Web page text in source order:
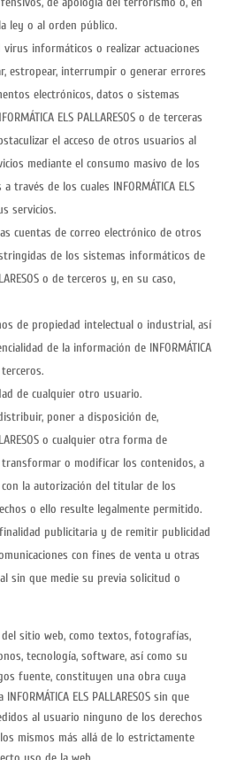
ley o al orden público.
informáticos o realizar actuaciones
estropear, interrumpir o generar errores
electrónicos, datos o sistemas
ELS PALLARESOS o de terceras
el acceso de otros usuarios al
mediante el consumo masivo de los
través de los cuales INFORMÁTICA ELS
servicios.
cuentas de correo electrónico de otros
de los sistemas informáticos de
o de terceros y, en su caso,
de propiedad intelectual o industrial, así
de la información de INFORMÁTICA
terceros.
de cualquier otro usuario.
poner a disposición de,
o cualquier otra forma de
transformar o modificar los contenidos, a
la autorización del titular de los
o ello resulte legalmente permitido.
publicitaria y de remitir publicidad
con fines de venta u otras
sin que medie su previa solicitud o
sitio web, como textos, fotografías,
tecnología, software, así como su
fuente, constituyen una obra cuya
ELS PALLARESOS sin que
al usuario ninguno de los derechos
mismos más allá de lo estrictamente